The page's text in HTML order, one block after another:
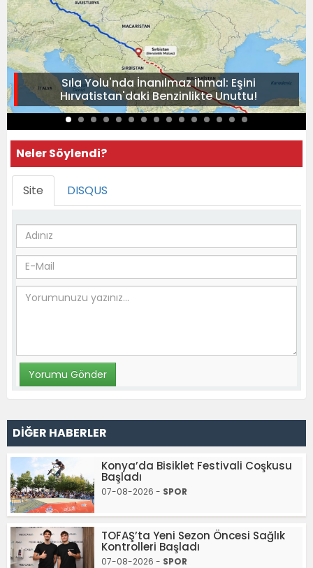
Sıla Yolu'nda İnanılmaz İhmal: Eşini
Hırvatistan'daki Benzinlikte Unuttu!
Neler Söylendi?
Site DISQUS
DİĞER HABERLER
Konya’da Bisiklet Festivali Coşkusu
Başladı
07-08-2026 - SPOR
TOFAŞ’ta Yeni Sezon Öncesi Sağlık
Kontrolleri Başladı
07-08-2026 - SPOR